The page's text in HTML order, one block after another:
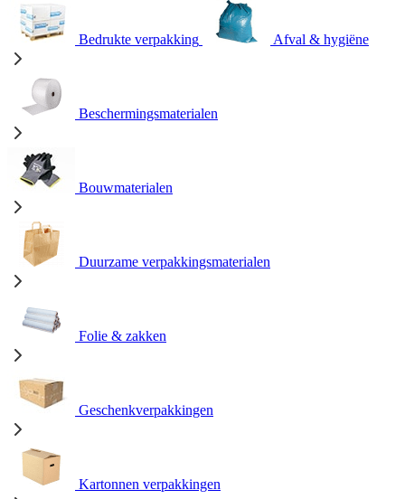
Bedrukte verpakking Afval & hygiëne
Beschermingsmaterialen
Bouwmaterialen
Duurzame verpakkingsmaterialen
Folie & zakken
Geschenkverpakkingen
Kartonnen verpakkingen